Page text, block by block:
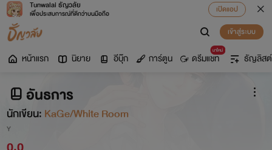
Tunwalai ธัญวลัย
เพื่อประสบการณ์ที่ดีกว่าบนมือถือ
เปิดแอป
เข้าสู่ระบบ
หน้าแรก นิยาย อีบุ๊ก การ์ตูน
มาใหม่
ดรีมแชท ธัญลิสต์
อันธการ
นักเขียน: KaGe/White Room
Y